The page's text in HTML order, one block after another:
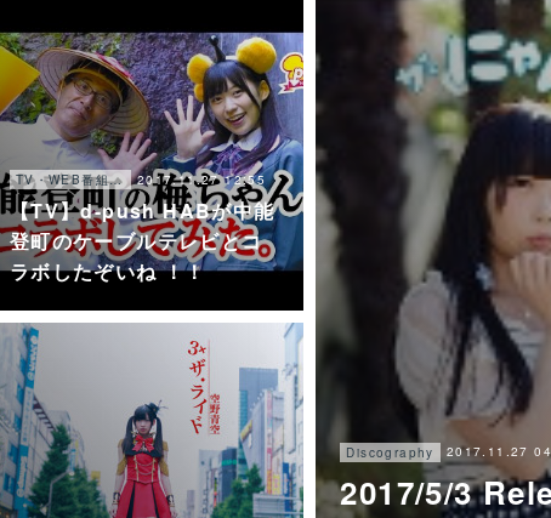
TV・WEB番組・他 2017.11.27 12:55
【TV】d-push HABが中能
登町のケーブルテレビとコ
ラボしたぞいね ！！
Discography 2017.11.27
2017/5/3